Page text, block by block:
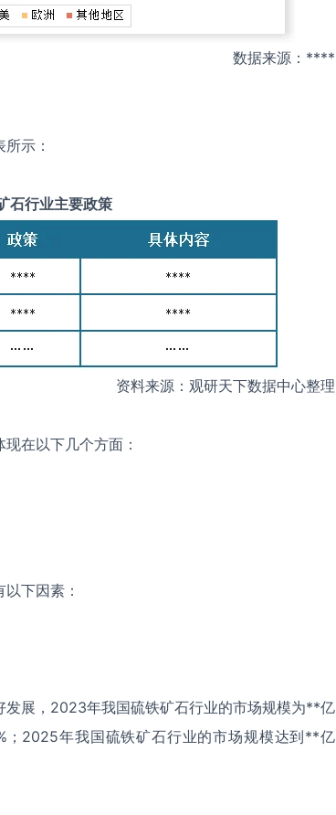
数据来源：****
示：
石行业主要政策
资料来源：观研天下数据中心整理
在以下几个方面：
下因素：
展，2023年我国硫铁矿石行业的市场规模为**亿
2025年我国硫铁矿石行业的市场规模达到**亿